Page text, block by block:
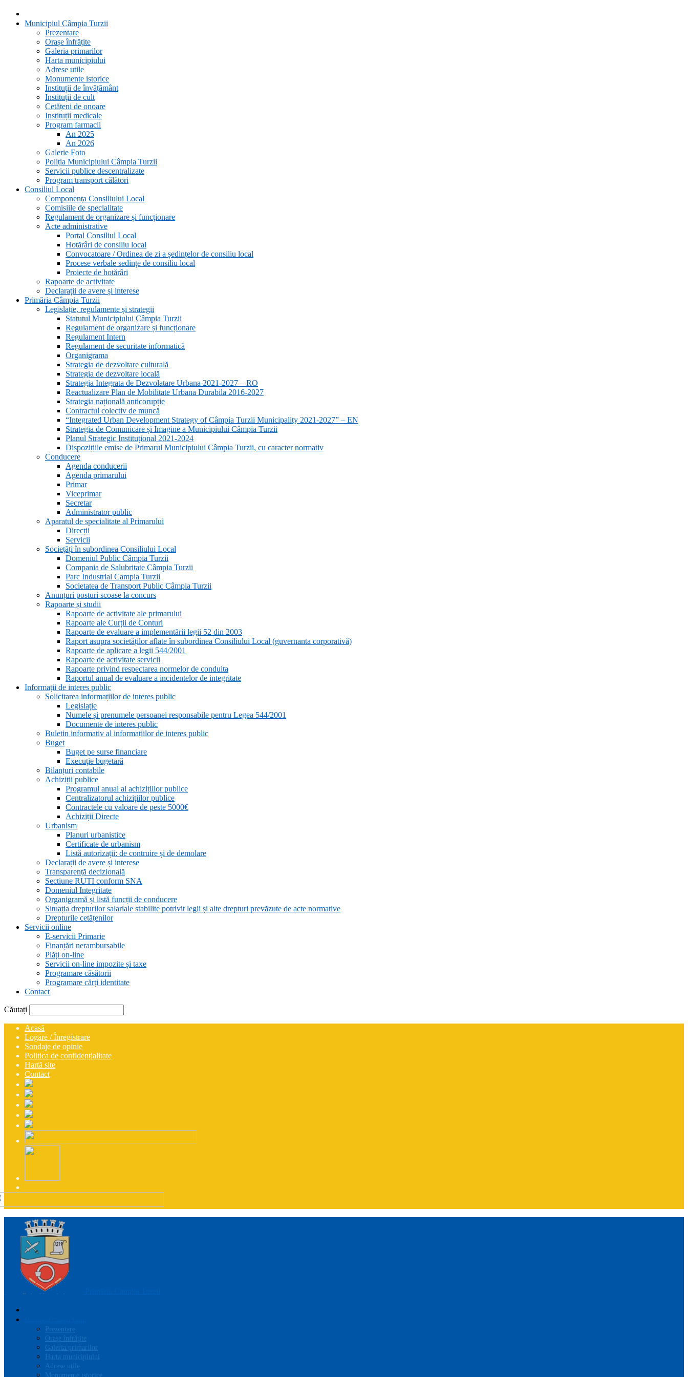
Municipiul Câmpia Turzii
Prezentare
Orașe înfrățite
Galeria primarilor
Harta municipiului
Adrese utile
Monumente istorice
Instituții de învățământ
Instituții de cult
Cetățeni de onoare
Instituții medicale
Program farmacii
An 2025
An 2026
Galerie Foto
Poliția Municipiului Câmpia Turzii
Servicii publice descentralizate
Program transport călători
Consiliul Local
Componența Consiliului Local
Comisiile de specialitate
Regulament de organizare și funcționare
Acte administrative
Portal Consiliul Local
Hotărâri de consiliu local
Convocatoare / Ordinea de zi a ședințelor de consiliu local
Procese verbale sedințe de consiliu local
Proiecte de hotărâri
Rapoarte de activitate
Declarații de avere și interese
Primăria Câmpia Turzii
Legislație, regulamente și strategii
Statutul Municipiului Câmpia Turzii
Regulament de organizare și funcționare
Regulament Intern
Regulament de securitate informatică
Organigrama
Strategia de dezvoltare culturală
Strategia de dezvoltare locală
Strategia Integrata de Dezvolatare Urbana 2021-2027 – RO
Reactualizare Plan de Mobilitate Urbana Durabila 2016-2027
Strategia națională anticorupție
Contractul colectiv de muncă
“Integrated Urban Development Strategy of Câmpia Turzii Municipality 2021-2027” – EN
Strategia de Comunicare și Imagine a Municipiului Câmpia Turzii
Planul Strategic Instituțional 2021-2024
Dispozițiile emise de Primarul Municipiului Câmpia Turzii, cu caracter normativ
Conducere
Agenda conducerii
Agenda primarului
Primar
Viceprimar
Secretar
Administrator public
Aparatul de specialitate al Primarului
Direcții
Servicii
Sociețăți în subordinea Consiliului Local
Domeniul Public Câmpia Turzii
Compania de Salubritate Câmpia Turzii
Parc Industrial Campia Turzii
Societatea de Transport Public Câmpia Turzii
Anunțuri posturi scoase la concurs
Rapoarte și studii
Rapoarte de activitate ale primarului
Rapoarte ale Curții de Conturi
Rapoarte de evaluare a implementării legii 52 din 2003
Raport asupra societăților aflate în subordinea Consiliului Local (guvernanta corporativă)
Rapoarte de aplicare a legii 544/2001
Rapoarte de activitate servicii
Rapoarte privind respectarea normelor de conduita
Raportul anual de evaluare a incidentelor de integritate
Informații de interes public
Solicitarea informațiilor de interes public
Legislație
Numele și prenumele persoanei responsabile pentru Legea 544/2001
Documente de interes public
Buletin informativ al informațiilor de interes public
Buget
Buget pe surse financiare
Execuție bugetară
Bilanțuri contabile
Achiziții publice
Programul anual al achizițiilor publice
Centralizatorul achizițiilor publice
Contractele cu valoare de peste 5000€
Achiziții Directe
Urbanism
Planuri urbanistice
Certificate de urbanism
Listă autorizații: de contruire și de demolare
Declarații de avere și interese
Transparență decizională
Sectiune RUTI conform SNA
Domeniul Integritate
Organigramă și listă funcții de conducere
Situația drepturilor salariale stabilite potrivit legii și alte drepturi prevăzute de acte normative
Drepturile cetățenilor
Servicii online
E-servicii Primarie
Finanțări nerambursabile
Plăți on-line
Servicii on-line impozite și taxe
Programare căsătorii
Programare cărți identitate
Contact
Căutați
Acasă
Logare / Înregistrare
Sondaje de opinie
Politica de confidențialitate
Hartă site
Contact
Prezentare
Orașe înfrățite
Galeria primarilor
Harta municipiului
Adrese utile
Monumente istorice